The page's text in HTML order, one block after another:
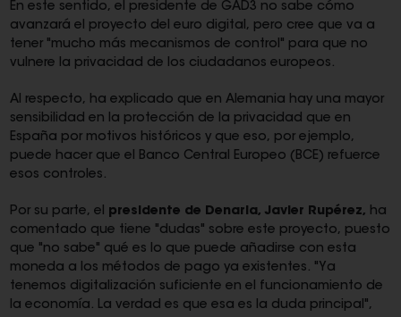
En este sentido, el presidente de GAD3 no sabe cómo
avanzará el proyecto del euro digital, pero cree que va a
tener "mucho más mecanismos de control" para que no
vulnere la privacidad de los ciudadanos europeos.
Al respecto, ha explicado que en Alemania hay una mayor
sensibilidad en la protección de la privacidad que en
España por motivos históricos y que eso, por ejemplo,
puede hacer que el Banco Central Europeo (BCE) refuerce
esos controles.
Por su parte, el presidente de Denaria, Javier Rupérez, ha
comentado que tiene "dudas" sobre este proyecto, puesto
que "no sabe" qué es lo que puede añadirse con esta
moneda a los métodos de pago ya existentes. "Ya
tenemos digitalización suficiente en el funcionamiento de
la economía. La verdad es que esa es la duda principal",